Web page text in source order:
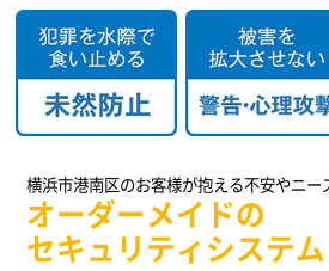
横浜市港南区のお客様が抱える不安やニー
オーダーメイドの
セキュリティシステム